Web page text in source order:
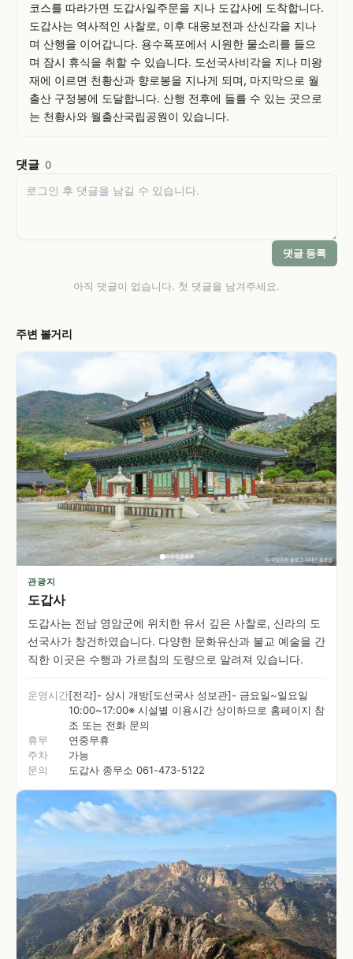
코스를 따라가면 도갑사일주문을 지나 도갑사에 도착합니다.
도갑사는 역사적인 사찰로, 이후 대웅보전과 산신각을 지나
며 산행을 이어갑니다. 용수폭포에서 시원한 물소리를 들으
며 잠시 휴식을 취할 수 있습니다. 도선국사비각을 지나 미왕
재에 이르면 천황산과 향로봉을 지나게 되며, 마지막으로 월
출산 구정봉에 도달합니다. 산행 전후에 들를 수 있는 곳으로
는 천황사와 월출산국립공원이 있습니다.
댓글 0
댓글 등록
아직 댓글이 없습니다. 첫 댓글을 남겨주세요.
주변 볼거리
관광지
도갑사
도갑사는 전남 영암군에 위치한 유서 깊은 사찰로, 신라의 도
선국사가 창건하였습니다. 다양한 문화유산과 불교 예술을 간
직한 이곳은 수행과 가르침의 도량으로 알려져 있습니다.
운영시간[전각]- 상시 개방[도선국사 성보관]- 금요일~일요일
10:00~17:00※ 시설별 이용시간 상이하므로 홈페이지 참
조 또는 전화 문의
휴무
연중무휴
주차
가능
문의
도갑사 종무소 061-473-5122